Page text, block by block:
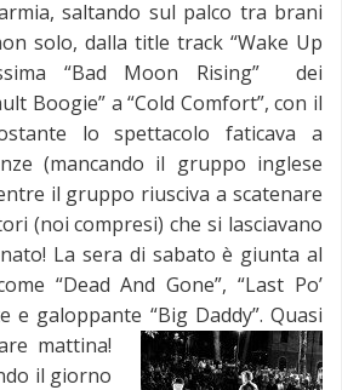
saltando sul palco tra brani
solo, dalla title track “Wake Up
“Bad Moon Rising” dei
Boogie” a “Cold Comfort”, con il
lo spettacolo faticava a
(mancando il gruppo inglese
il gruppo riusciva a scatenare
(noi compresi) che si lasciavano
La sera di sabato è giunta al
“Dead And Gone”, “Last Po’
e galoppante “Big Daddy”. Quasi
mattina!
il giorno